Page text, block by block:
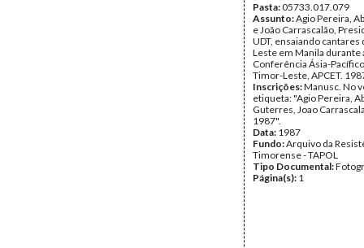
Pasta:05733.017.079
Assunto:Agio Pereira,
e João Carrascalão,
UDT, ensaiando cantares
Leste em Manila durante
Conferência Ásia-
Timor-Leste, APCET.
Inscrições:Manusc. No
etiqueta: "Agio Pereira,
Guterres, Joao
1987".
Data: 1987
Fundo:Arquivo da
Timorense - TAPOL
Tipo Documental:
Página(s): 1